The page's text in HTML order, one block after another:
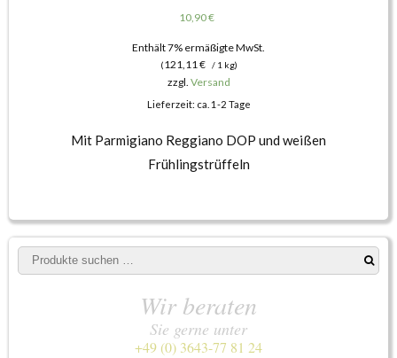
10,90€
Enthält 7% ermäßigte MwSt.
(121,11 € / 1 kg)
zzgl. Versand
Lieferzeit: ca. 1-2 Tage
Mit Parmigiano Reggiano DOP und weißen
Frühlingstrüffeln
Suchen
Wir beraten
Sie gerne unter
+49 (0) 3643-77 81 24